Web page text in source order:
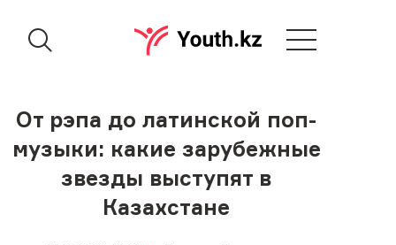
От рэпа до латинской поп-
музыки: какие зарубежные
звезды выступят в
Казахстане